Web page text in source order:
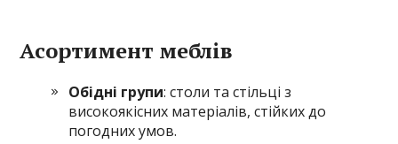
Асортимент меблів
Обідні групи: столи та стільці з
високоякісних матеріалів, стійких до
погодних умов.